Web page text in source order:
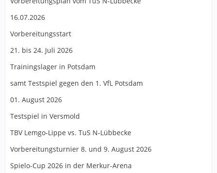
16.07.2026
Vorbereitungsstart
21. bis 24. Juli 2026
Trainingslager in Potsdam
samt Testspiel gegen den 1. VfL Potsdam
01. August 2026
Testspiel in Versmold
TBV Lemgo-Lippe vs. TuS N-Lübbecke
Vorbereitungsturnier 8. und 9. August 2026
Spielo-Cup 2026 in der Merkur-Arena